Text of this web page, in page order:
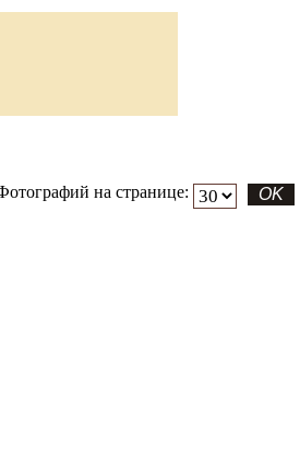
на странице: